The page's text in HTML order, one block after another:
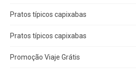
Pratos típicos capixabas
Pratos típicos capixabas
Promoção Viaje Grátis